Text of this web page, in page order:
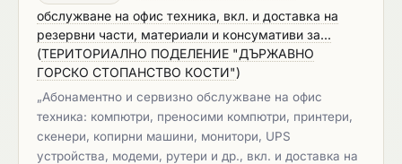
обслужване на офис техника, вкл. и доставка на
резервни части, материали и консумативи за...
(ТЕРИТОРИАЛНО ПОДЕЛЕНИЕ "ДЪРЖАВНО
ГОРСКО СТОПАНСТВО КОСТИ")
„Абонаментно и сервизно обслужване на офис
техника: компютри, преносими компютри, принтери,
скенери, копирни машини, монитори, UPS
устройства, модеми, рутери и др., вкл. и доставка на